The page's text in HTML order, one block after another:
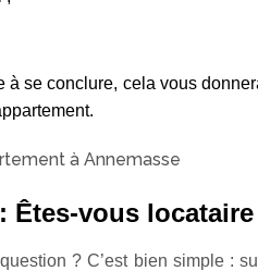
à se conclure, cela vous
Êtes-vous
? C’est bien simple :